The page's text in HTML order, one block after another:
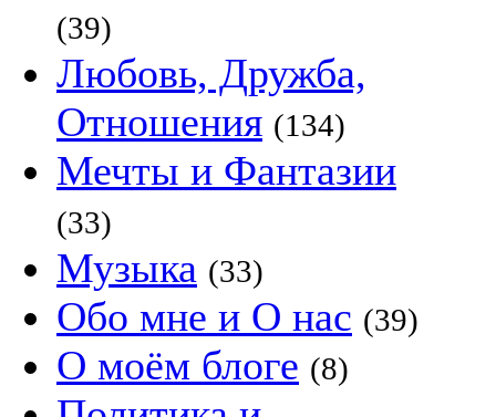
(39)
Любовь, Дружба,
Отношения (134)
Мечты и Фантазии
(33)
Музыка (33)
Обо мне и О нас (39)
О моём блоге (8)